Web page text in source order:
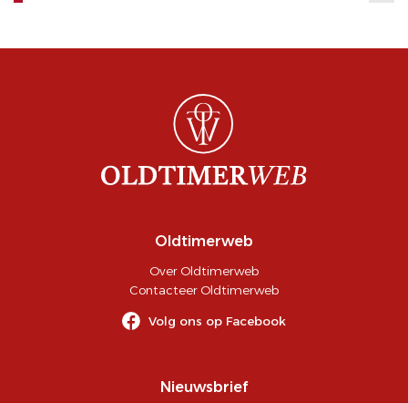
Oldtimerweb
Over Oldtimerweb
Contacteer Oldtimerweb
Volg ons op Facebook
Nieuwsbrief